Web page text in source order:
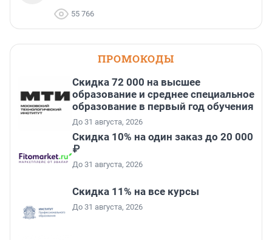
55 766
ПРОМОКОДЫ
Скидка 72 000 на высшее
образование и среднее специальное
образование в первый год обучения
До 31 августа, 2026
Скидка 10% на один заказ до 20 000
₽
До 31 августа, 2026
Скидка 11% на все курсы
До 31 августа, 2026